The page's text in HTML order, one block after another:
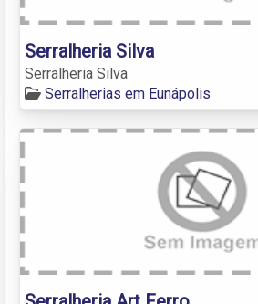
Serralheria Silva
Serralheria Silva
Serralherias em Eunápolis